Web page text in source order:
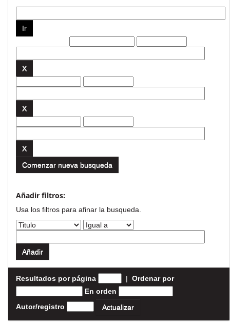
Comenzar nueva busqueda
Añadir filtros:
Usa los filtros para afinar la busqueda.
Resultados por página | Ordenar por
En orden
Autor/registro